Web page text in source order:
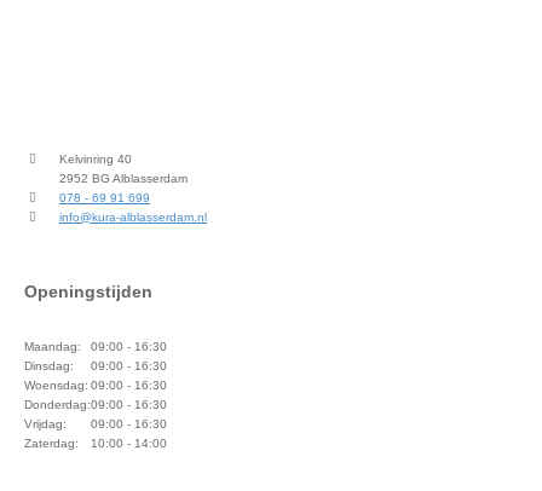
Kelvinring 40
2952 BG Alblasserdam
078 - 69 91 699
info@kura-alblasserdam.nl
Openingstijden
Maandag:
09:00 - 16:30
Dinsdag:
09:00 - 16:30
Woensdag: 09:00 - 16:30
Donderdag:09:00 - 16:30
Vrijdag:
09:00 - 16:30
Zaterdag:
10:00 - 14:00